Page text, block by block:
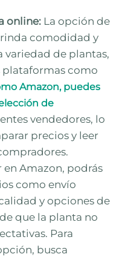
online: La opción de
comodidad y
variedad de plantas,
como
Amazon, puedes
de
vendedores, lo
precios y leer
Amazon, podrás
como envío
y opciones de
que la planta no
Para
busca